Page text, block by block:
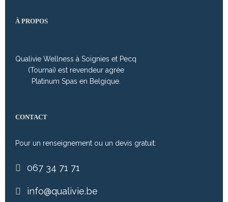
À PROPOS
Qualivie Wellness à Soignies et Pecq
(Tournai) est revendeur agrée
Platinum Spas en Belgique.
CONTACT
Pour un renseignement ou un devis gratuit:
067 34 71 71
info@qualivie.be